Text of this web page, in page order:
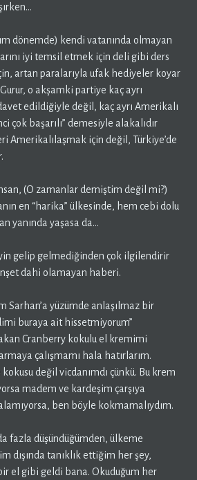
dönemde) kendi vatanında olmayan
iyi temsil etmek için deli gibi ders
artan paralarıyla ufak hediyeler koyar
o akşamki partiye kaç ayrı
edildiğiyle değil, kaç ayrı Amerikalı
çok başarılı” demesiyle alakalıdır
Amerikalılaşmak için değil, Türkiye’de
(O zamanlar demiştim değil mi?)
en “harika” ülkesinde, hem cebi dolu
yanında yaşasa da…
gelip gelmediğinden çok ilgilendirir
dahi olamayan haberi.
Sarhan’a yüzümde anlaşılmaz bir
buraya ait hissetmiyorum”
Cranberry kokulu el kremimi
çalışmamı hala hatırlarım.
değil vicdanımdı çünkü. Bu krem
madem ve kardeşim çarşıya
ben böyle kokmamalıydım.
fazla düşündüğümden, ülkeme
dışında tanıklık ettiğim her şey,
bir el gibi geldi bana. Okuduğum her